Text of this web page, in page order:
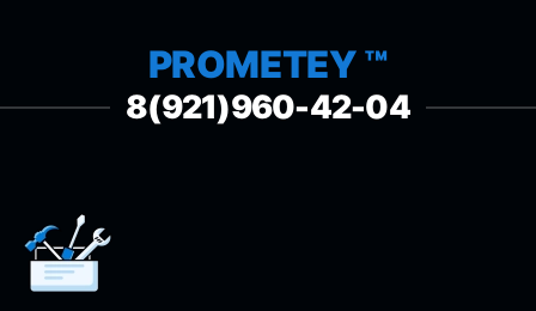
PROMETEY ™
8(921)960-42-04